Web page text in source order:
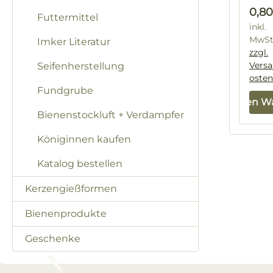
Futtermittel
Imker Literatur
Seifenherstellung
Fundgrube
Bienenstockluft + Verdampfer
Königinnen kaufen
Katalog bestellen
Kerzengießformen
Bienenprodukte
Geschenke
inkl.
zzgl.
osten
In den